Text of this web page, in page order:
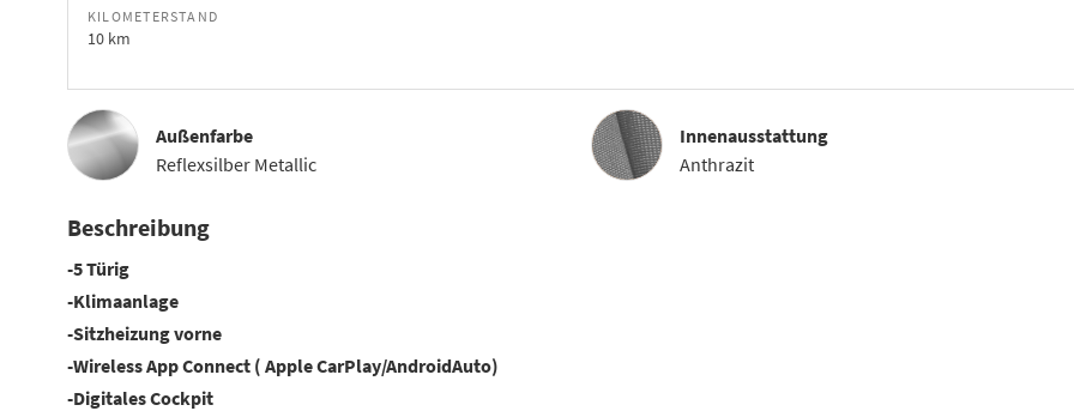
KILOMETERSTAND
10 km
Außenfarbe
Reflexsilber Metallic
InnenausstattungInnenausstattung
Anthrazit
Beschreibung
-5 Türig
-Klimaanlage
-Sitzheizung vorne
-Wireless App Connect ( Apple CarPlay/AndroidAuto)
-Digitales Cockpit